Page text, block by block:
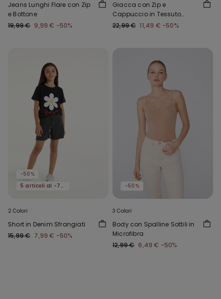
Jeans Lunghi Flare con Zip
e Bottone
19,99 € 9,99 € -50%
Giacca con Zip e
Cappuccio in Tessuto
Tecnico Bimbi Unisex
22,99 € 11,49 € -50%
-50%
5 articoli al -70%
2 Colori
Short in Denim Sfrangiati
15,99 € 7,99 € -50%
-50%
3 Colori
Body con Spalline Sottili in
Microfibra
12,99 € 6,49 € -50%